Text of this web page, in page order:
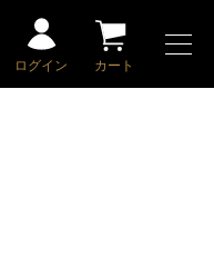
ログイン カート